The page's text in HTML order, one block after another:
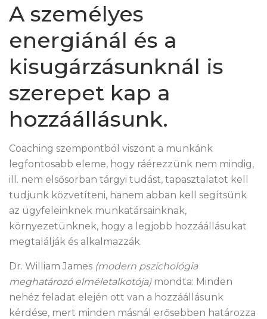
A személyes
energiánál és a
kisugárzásunknál is
szerepet kap a
hozzáállásunk.
Coaching szempontból viszont a munkánk
legfontosabb eleme, hogy ráérezzünk nem mindig,
ill. nem elsősorban tárgyi tudást, tapasztalatot kell
tudjunk közvetíteni, hanem abban kell segítsünk
az ügyfeleinknek munkatársainknak,
környezetünknek, hogy a legjobb hozzáállásukat
megtalálják és alkalmazzák.
Dr. William James (modern pszichológia
meghatározó elméletalkotója) mondta: Minden
nehéz feladat elején ott van a hozzáállásunk
kérdése, mert minden másnál erősebben határozza